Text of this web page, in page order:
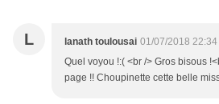
L lanath toulousai 01/07/2018 22:34
Quel voyou !:( <br /> Gros bisous
page !! Choupinette cette belle